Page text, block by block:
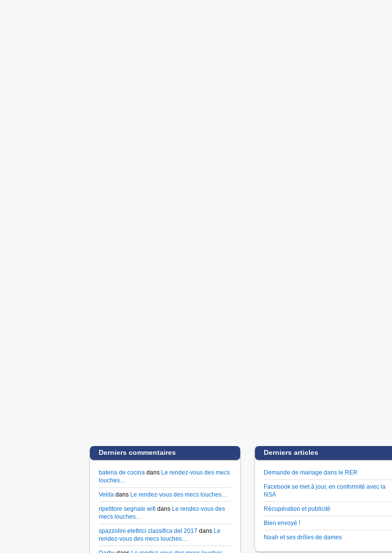
Derniers commentaires
bateria de cocina dans Le rendez-vous des mecs
louches…
Velda dans Le rendez-vous des mecs louches…
ripetitore segnale wifi dans Le rendez-vous des
mecs louches…
spazzolini elettrici classifica del 2017 dans Le
rendez-vous des mecs louches…
Derniers articles
Demande de mariage dans le RER
Facebook se met à jour, en conformité avec la
NSA
Récupération et publicité
Bien envoyé !
Noah et ses drôles de dames